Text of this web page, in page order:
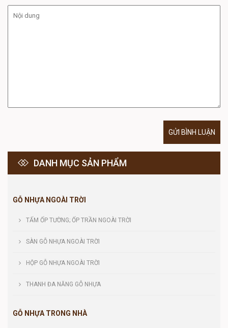
GỬI BÌNH LUẬN
DANH MỤC SẢN PHẨM
GỖ NHỰA NGOÀI TRỜI
TẤM ỐP TƯỜNG; ỐP TRẦN NGOÀI TRỜI
SÀN GỖ NHỰA NGOÀI TRỜI
HỘP GỖ NHỰA NGOÀI TRỜI
THANH ĐA NĂNG GỖ NHỰA
GỖ NHỰA TRONG NHÀ